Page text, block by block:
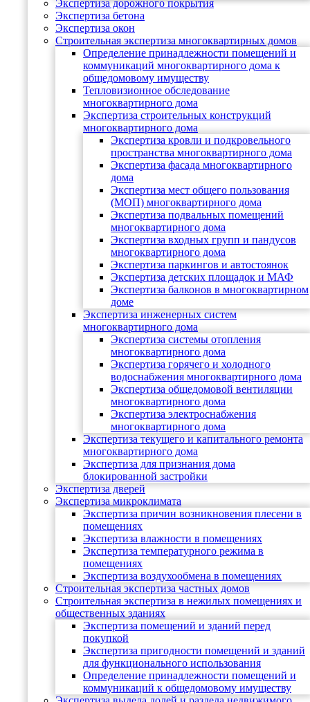
Экспертиза дорожного покрытия
Экспертиза бетона
Экспертиза окон
Строительная экспертиза многоквартирных домов
Определение принадлежности помещений и
коммуникаций многоквартирного дома к
общедомовому имуществу
Тепловизионное обследование
многоквартирного дома
Экспертиза строительных конструкций
многоквартирного дома
Экспертиза кровли и подкровельного
пространства многоквартирного дома
Экспертиза фасада многоквартирного
дома
Экспертиза мест общего пользования
(МОП) многоквартирного дома
Экспертиза подвальных помещений
многоквартирного дома
Экспертиза входных групп и пандусов
многоквартирного дома
Экспертиза паркингов и автостоянок
Экспертиза детских площадок и МАФ
Экспертиза балконов в многоквартирном
доме
Экспертиза инженерных систем
многоквартирного дома
Экспертиза системы отопления
многоквартирного дома
Экспертиза горячего и холодного
водоснабжения многоквартирного дома
Экспертиза общедомовой вентиляции
многоквартирного дома
Экспертиза электроснабжения
многоквартирного дома
Экспертиза текущего и капитального ремонта
многоквартирного дома
Экспертиза для признания дома
блокированной застройки
Экспертиза дверей
Экспертиза микроклимата
Экспертиза причин возникновения плесени в
помещениях
Экспертиза влажности в помещениях
Экспертиза температурного режима в
помещениях
Экспертиза воздухообмена в помещениях
Строительная экспертиза частных домов
Строительная экспертиза в нежилых помещениях и
общественных зданиях
Экспертиза помещений и зданий перед
покупкой
Экспертиза пригодности помещений и зданий
для функционального использования
Определение принадлежности помещений и
коммуникаций к общедомовому имуществу